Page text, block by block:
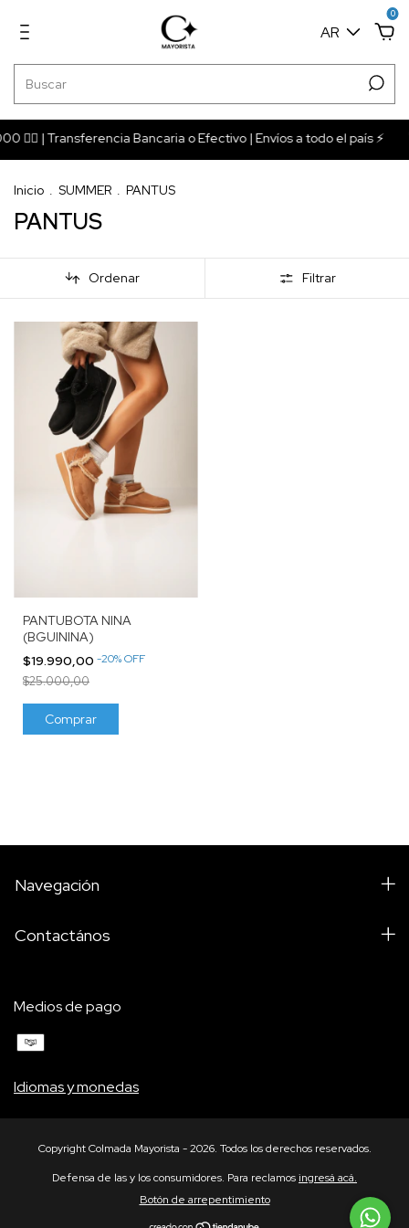
AR
0
❤️‍🔥 | Transferencia Bancaria o Efectivo | Envíos a todo el país ⚡️
Inicio . SUMMER . PANTUS
PANTUS
Ordenar Filtrar
PANTUBOTA NINA
(BGUININA)
$19.990,00 -20%OFF
$25.000,00
Comprar
Navegación
Contactános
Medios de pago
Idiomas y monedas
Copyright Colmada Mayorista - 2026. Todos los derechos reservados.
Defensa de las y los consumidores. Para reclamosingresá acá.
Botón de arrepentimiento